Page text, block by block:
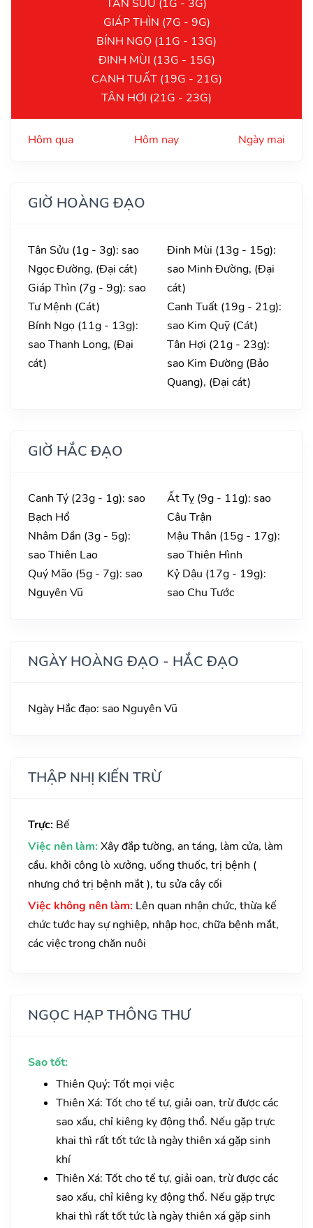
TÂN SỬU (1G - 3G)
GIÁP THÌN (7G - 9G)
BÍNH NGỌ (11G - 13G)
ĐINH MÙI (13G - 15G)
CANH TUẤT (19G - 21G)
TÂN HỢI (21G - 23G)
Hôm qua Hôm nay Ngày mai
GIỜ HOÀNG ĐẠO
Tân Sửu (1g - 3g): sao
Ngọc Đường, (Đại cát)
Giáp Thìn (7g - 9g): sao
Tư Mệnh (Cát)
Bính Ngọ (11g - 13g):
sao Thanh Long, (Đại
cát)
Đinh Mùi (13g - 15g):
sao Minh Đường, (Đại
cát)
Canh Tuất (19g - 21g):
sao Kim Quỹ (Cát)
Tân Hợi (21g - 23g):
sao Kim Đường (Bảo
Quang), (Đại cát)
GIỜ HẮC ĐẠO
Canh Tý (23g - 1g): sao
Bạch Hổ
Nhâm Dần (3g - 5g):
sao Thiên Lao
Quý Mão (5g - 7g): sao
Nguyên Vũ
Ất Tỵ (9g - 11g): sao
Câu Trận
Mậu Thân (15g - 17g):
sao Thiên Hình
Kỷ Dậu (17g - 19g):
sao Chu Tước
NGÀY HOÀNG ĐẠO - HẮC ĐẠO
Ngày Hắc đạo: sao Nguyên Vũ
THẬP NHỊ KIẾN TRỪ
Trực: Bế
Việc nên làm: Xây đắp tường, an táng, làm cửa, làm
cầu. khởi công lò xưởng, uống thuốc, trị bệnh (
nhưng chớ trị bệnh mắt ), tu sửa cây cối
Việc không nên làm: Lên quan nhận chức, thừa kế
chức tước hay sự nghiệp, nhập học, chữa bệnh mắt,
các việc trong chăn nuôi
NGỌC HẠP THÔNG THƯ
Sao tốt:
Thiên Quý: Tốt mọi việc
Thiên Xá: Tốt cho tế tự, giải oan, trừ được các
sao xấu, chỉ kiêng kỵ động thổ. Nếu gặp trực
khai thì rất tốt tức là ngày thiên xá gặp sinh
khí
Thiên Xá: Tốt cho tế tự, giải oan, trừ được các
sao xấu, chỉ kiêng kỵ động thổ. Nếu gặp trực
khai thì rất tốt tức là ngày thiên xá gặp sinh